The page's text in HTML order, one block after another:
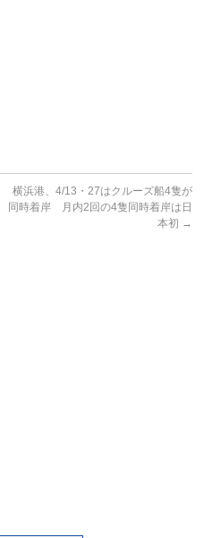
横浜港、4/13・27はクルーズ船4隻が
同時着岸 月内2回の4隻同時着岸は日
本初 →